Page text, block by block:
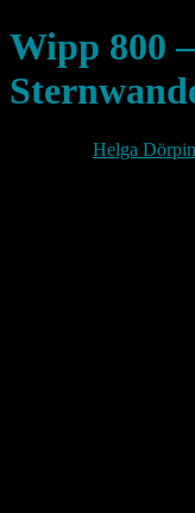
Wipp 800
Helga